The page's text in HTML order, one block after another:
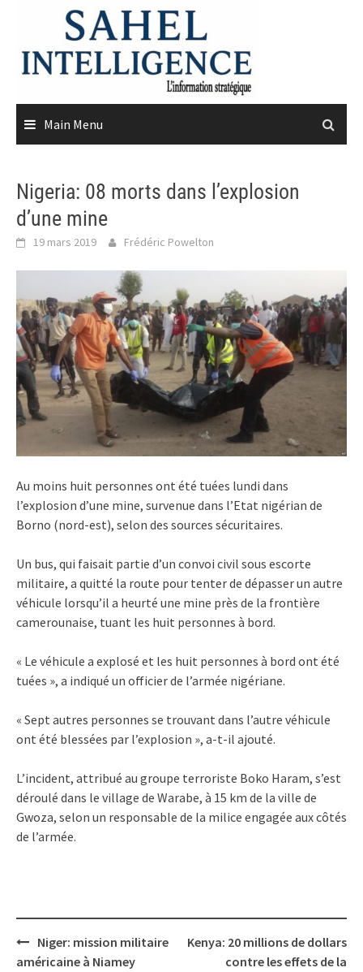
content
Main Menu
Nigeria: 08 morts dans l’explosion
d’une mine
19 mars 2019 Frédéric Powelton
Au moins huit personnes ont été tuées lundi dans
l’explosion d’une mine, survenue dans l’Etat nigérian de
Borno (nord-est), selon des sources sécuritaires.
Un bus, qui faisait partie d’un convoi civil sous escorte
militaire, a quitté la route pour tenter de dépasser un autre
véhicule lorsqu’il a heurté une mine près de la frontière
camerounaise, tuant les huit personnes à bord.
« Le véhicule a explosé et les huit personnes à bord ont été
tuées », a indiqué un officier de l’armée nigériane.
« Sept autres personnes se trouvant dans l’autre véhicule
ont été blessées par l’explosion », a-t-il ajouté.
L’incident, attribué au groupe terroriste Boko Haram, s’est
déroulé dans le village de Warabe, à 15 km de la ville de
Gwoza, selon un responsable de la milice engagée aux côtés
de l’armée.
Post
navigation
Niger: mission militaire
américaine à Niamey
Kenya: 20 millions de dollars
contre les effets de la